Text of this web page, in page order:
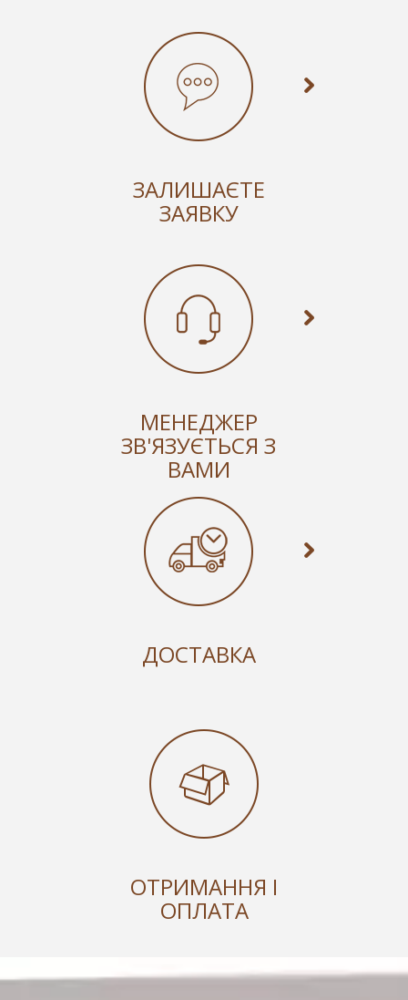
ЗАЛИШАЄТЕ
ЗАЯВКУ
МЕНЕДЖЕР
ЗВ'ЯЗУЄТЬСЯ З
ВАМИ
ДОСТАВКА
ОТРИМАННЯ І
ОПЛАТА